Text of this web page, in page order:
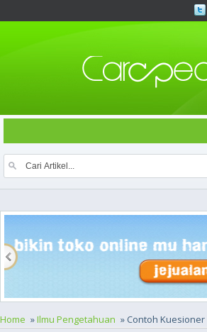
Home »Ilmu Pengetahuan » Contoh Kuesioner